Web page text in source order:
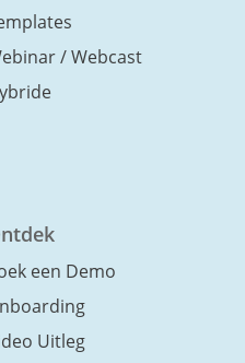
/ Webcast
een Demo
Uitleg